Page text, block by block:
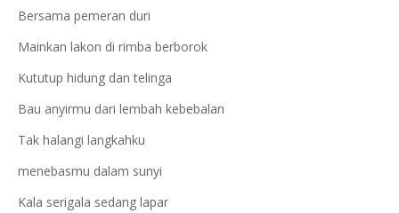
Bersama pemeran duri
Mainkan lakon di rimba berborok
Kututup hidung dan telinga
Bau anyirmu dari lembah kebebalan
Tak halangi langkahku
menebasmu dalam sunyi
Kala serigala sedang lapar